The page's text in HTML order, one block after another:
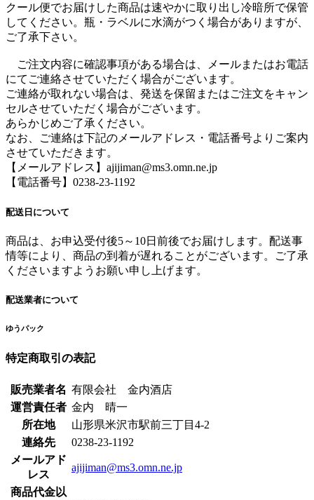
クール便でお届けした商品は速やかに取り出し冷暗所で保管
してください。瓶・ラベルに水滴がつく場合がありますが、
ご了承下さい。
ご注文内容に確認事項がある場合は、メールまたはお電話
にてご連絡させていただく場合がございます。
ご連絡が取れない場合は、発送を保留またはご注文をキャン
セルさせていただく場合がございます。
あらかじめご了承ください。
なお、ご連絡は下記のメールアドレス・電話番号よりご案内
させていただきます。
【メールアドレス】ajijiman@ms3.omn.ne.jp
【電話番号】0238-23-1192
配送日について
商品は、お申込受付後5～10日前後でお届けします。配送事
情等により、商品の到着が遅れることがございます。ご了承
くださいますようお願い申し上げます。
配送業者について
ゆうパック
特定商取引の表記
販売業者名 有限会社 金内酒店
運営責任者 金内 晴一
所在地
山形県米沢市駅前三丁目4-2
連絡先
0238-23-1192
メールアド
レス
ajijiman@ms3.omn.ne.jp
商品代金以